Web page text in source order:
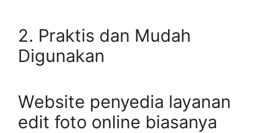
2. Praktis dan Mudah
Digunakan
Website penyedia layanan
edit foto online biasanya